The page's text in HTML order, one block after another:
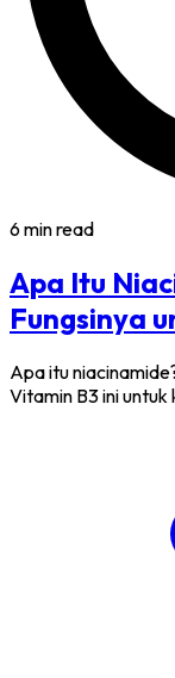
6 min read
Apa Itu
Fungsinya
Apa itu
Vitamin B3 ini untuk